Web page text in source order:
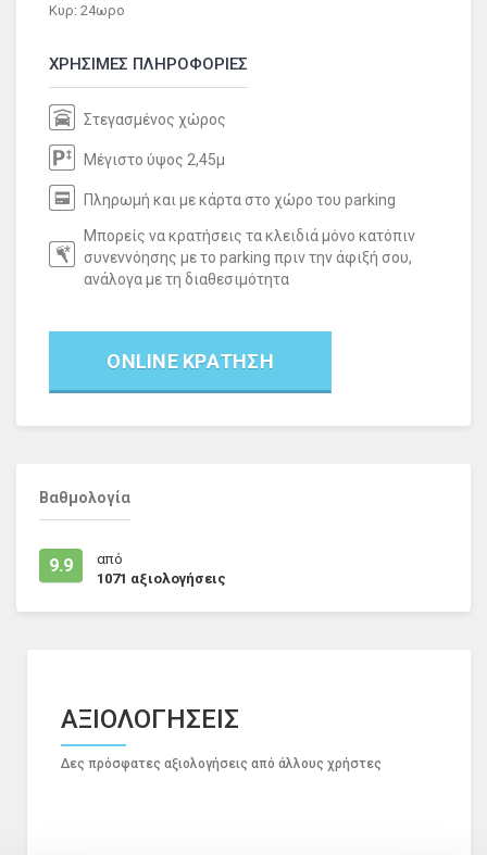
Κυρ: 24ωρο
ΧΡΗΣΙΜΕΣ ΠΛΗΡΟΦΟΡΙΕΣ
Στεγασμένος χώρος
Μέγιστο ύψος 2,45μ
Πληρωμή και με κάρτα στο χώρο του parking
Μπορείς να κρατήσεις τα κλειδιά μόνο κατόπιν
συνεννόησης με το parking πριν την άφιξή σου,
ανάλογα με τη διαθεσιμότητα
ONLINE ΚΡΑΤΗΣΗ
Βαθμολογία
9.9
από
1071 αξιολογήσεις
ΑΞΙΟΛΟΓΗΣΕΙΣ
Δες πρόσφατες αξιολογήσεις από άλλους χρήστες